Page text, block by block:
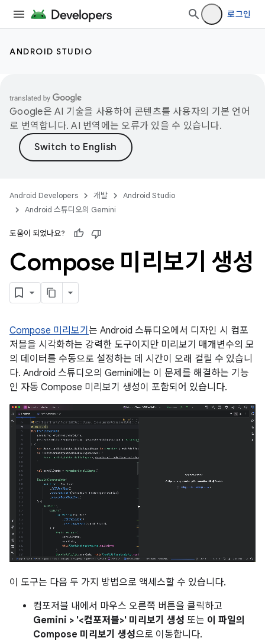
로그인
ANDROID STUDIO
Google은 AI 기술을 사용하여 콘텐츠를 사용자의 기본 언어
로 번역합니다. AI 번역에는 오류가 있을 수 있습니다.
Android Developers 개발
Android Studio
Android 스튜디오의 Gemini
도움이 되었나요?
Compose 미리보기 생성
Compose 미리보기 는 Android 스튜디오에서 디자인 시 컴포
저블을 시각화하는 강력한 도구이지만 미리보기 매개변수의 모
의 데이터를 수동으로 설정하는 데 시간이 오래 걸릴 수 있습니
다. Android 스튜디오의 Gemini에는 이 문제를 해결하는 기능
인 자동 Compose 미리보기 생성이 포함되어 있습니다.
이 도구는 다음 두 가지 방법으로 액세스할 수 있습니다.
컴포저블 내에서 마우스 오른쪽 버튼을 클릭하고
Gemini > '<컴포저블>' 미리보기 생성 또는 이 파일의
Compose 미리보기 생성으로 이동합니다.